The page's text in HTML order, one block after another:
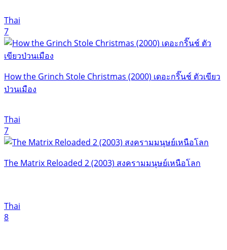
Thai
7
How the Grinch Stole Christmas (2000) เดอะกริ๊นช์ ตัวเขียว
ป่วนเมือง
Thai
7
The Matrix Reloaded 2 (2003) สงครามมนุษย์เหนือโลก
Thai
8